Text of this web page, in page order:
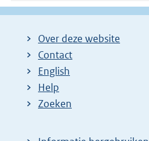
Over deze website
Contact
English
Help
Zoeken